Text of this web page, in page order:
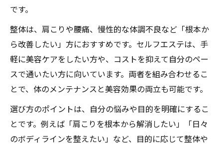
です。
整体は、肩こりや腰痛、慢性的な体調不良など「根本か
ら改善したい」方におすすめです。セルフエステは、手
軽に美容ケアをしたい方や、コストを抑えて自分のペー
スで通いたい方に向いています。両者を組み合わせるこ
とで、体のメンテナンスと美容効果の両立も可能です。
選び方のポイントは、自分の悩みや目的を明確にするこ
とです。例えば「肩こりを根本から解消したい」「日々
のボディラインを整えたい」など、目的に応じて整体や